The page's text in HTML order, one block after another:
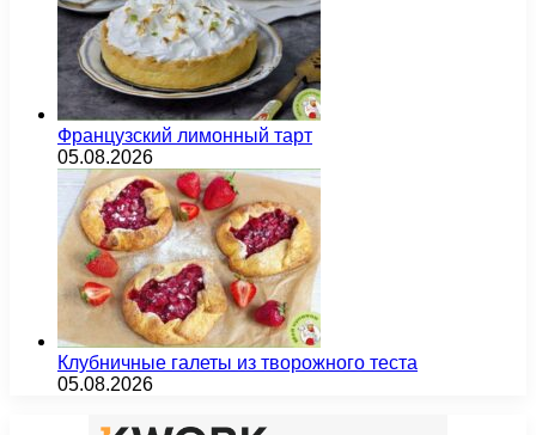
Французский лимонный тарт
05.08.2026
Клубничные галеты из творожного теста
05.08.2026